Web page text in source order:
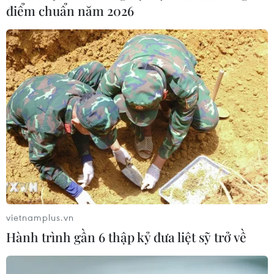
Không để người dân rơi vào tình cảnh
'màn trời chiếu đất' trong bão lũ
11/10/2020 05:15
Bộ trưởng Nguyễn Xuân Cường đề nghị, các tỉnh, thành
phố khu vực miền Trung chủ động trong công tác ứng
phó với mưa lũ; phối hợp với các bộ, ngành, đơn vị liên
quan trong việc cứu trợ, cứu nạn...
điểm chuẩn năm 2026
vietnamplus.vn
Hành trình gần 6 thập kỷ đưa liệt sỹ trở về